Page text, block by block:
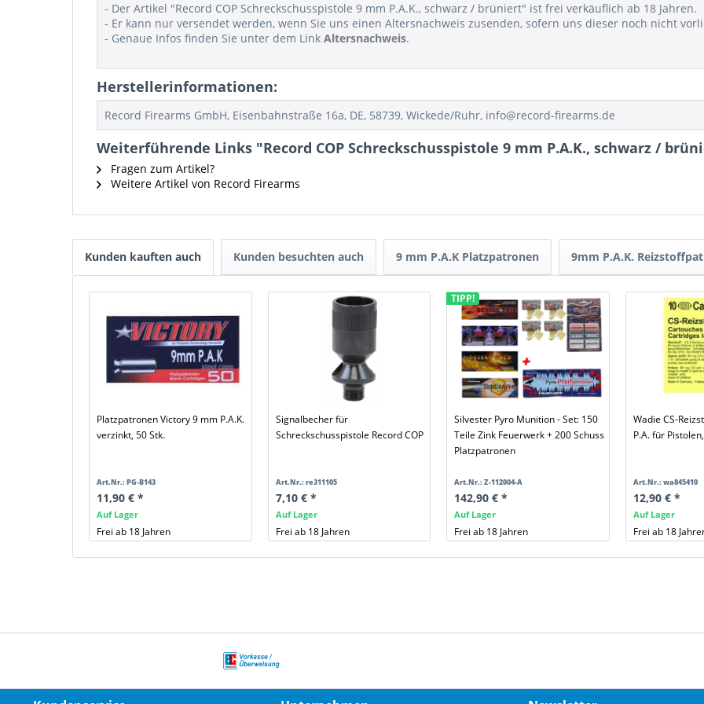
- Der Artikel "Record COP Schreckschusspistole 9 mm P.A.K., schwarz / brüniert" ist frei verkäuflich ab 18 Jahren.
- Er kann nur versendet werden, wenn Sie uns einen Altersnachweis zusenden, sofern uns dieser noch nicht
- Genaue Infos finden Sie unter dem Link Altersnachweis.
Herstellerinformationen:
Record Firearms GmbH, Eisenbahnstraße 16a, DE, 58739, Wickede/Ruhr, info@record-firearms.de
Weiterführende Links "Record COP Schreckschusspistole 9 mm P.A.K., schwarz /
Fragen zum Artikel?
Weitere Artikel von Record Firearms
Kunden kauften auch Kunden besuchten auch 9 mm P.A.K Platzpatronen 9mm P.A.K.
Platzpatronen Victory 9 mm P.A.K.
verzinkt, 50 Stk.
Art.Nr.: PG-B143
11,90 € *
Auf Lager
Frei ab 18 Jahren
Signalbecher für
Schreckschusspistole Record COP
Art.Nr.: re311105
7,10 € *
Auf Lager
Frei ab 18 Jahren
TIPP!
Silvester Pyro Munition - Set: 150
Teile Zink Feuerwerk + 200 Schuss
Platzpatronen
Art.Nr.: Z-112004-A
142,90 € *
Auf Lager
Frei ab 18 Jahren
Wadie CS-
P.A. für
Art.Nr.: wa845410
12,90 € *
Auf Lager
Frei ab 18